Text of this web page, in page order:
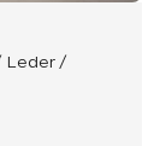
Leder /